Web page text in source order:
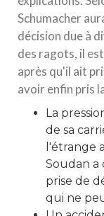
Schumacher
décision due à
des ragots, il
après qu'il ait
avoir enfin pris
La
de sa
l'étrange
Soudan a
prise de
qui ne